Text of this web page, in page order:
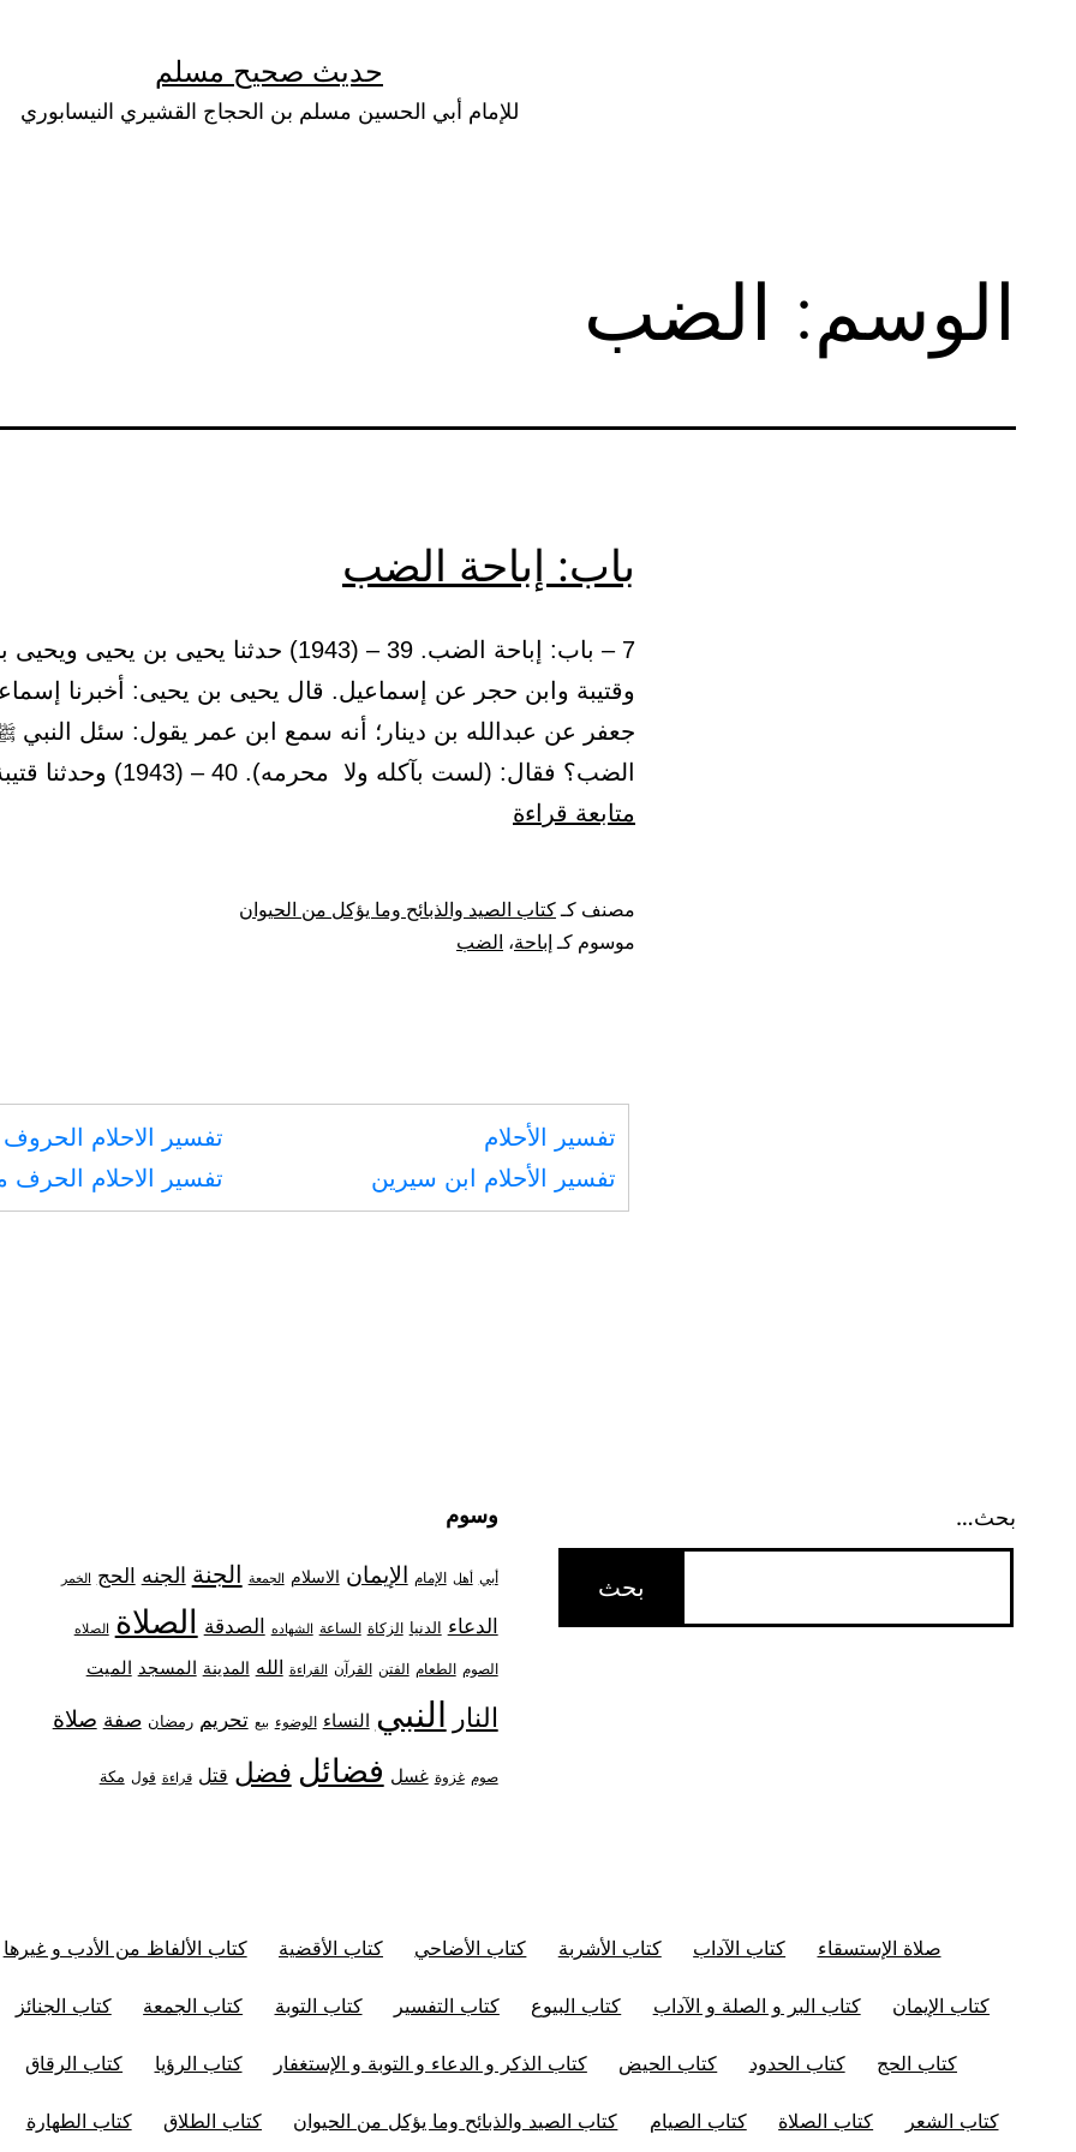
حديث صحيح مسلم
للإمام أبي الحسين مسلم بن الحجاج القشيري النيسابوري
الوسم: الضب
باب: إباحة الضب
7 – باب: إباحة الضب. 39 – (1943) حدثنا يحيى بن يحيى
وقتيبة وابن حجر عن إسماعيل. قال يحيى بن يحيى: أخبرنا
جعفر عن عبدالله بن دينار؛ أنه سمع ابن عمر يقول: سئل
الضب؟ فقال: (لست بآكله ولا محرمه). 40 – (1943) وحدثنا قتيبة…
متابعة قراءة
مصنف كـ كتاب الصيد والذبائح وما يؤكل من الحيوان
موسوم كـ إباحة، الضب
تفسير الأحلام
تفسير الأحلام ابن سيرين
تفسير الاحلام
تفسير الاحلام
بحث… وسوم
أبي أهل الإمام الإيمان الاسلام الجمعة الجنة الجنه الحج الخمر
الدعاء الدنيا الزكاة الساعة الشهاده الصدقة الصلاة الصلاه
الصوم الطعام الفتن القرآن القراءة الله المدينة المسجد الميت
النار النبي النساء الوضوء بيع تحريم رمضان صفة صلاة
صوم غزوة غسل فضائل فضل قتل قراءة قول مكة
صلاة الإستسقاء كتاب الآداب كتاب الأشربة كتاب الأضاحي كتاب الأقضية كتاب الألفاظ من الأدب و غيرها
كتاب الإيمان كتاب البر و الصلة و الآداب كتاب البيوع كتاب التفسير كتاب التوبة كتاب الجمعة كتاب الجنائز
كتاب الحج كتاب الحدود كتاب الحيض كتاب الذكر و الدعاء و التوبة و الإستغفار كتاب الرؤيا كتاب الرقاق
كتاب الشعر كتاب الصلاة كتاب الصيام كتاب الصيد والذبائح وما يؤكل من الحيوان كتاب الطلاق كتاب الطهارة